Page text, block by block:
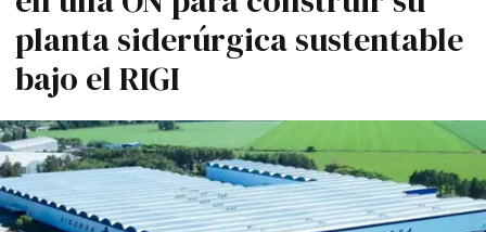
planta siderúrgica sustentable
bajo el RIGI